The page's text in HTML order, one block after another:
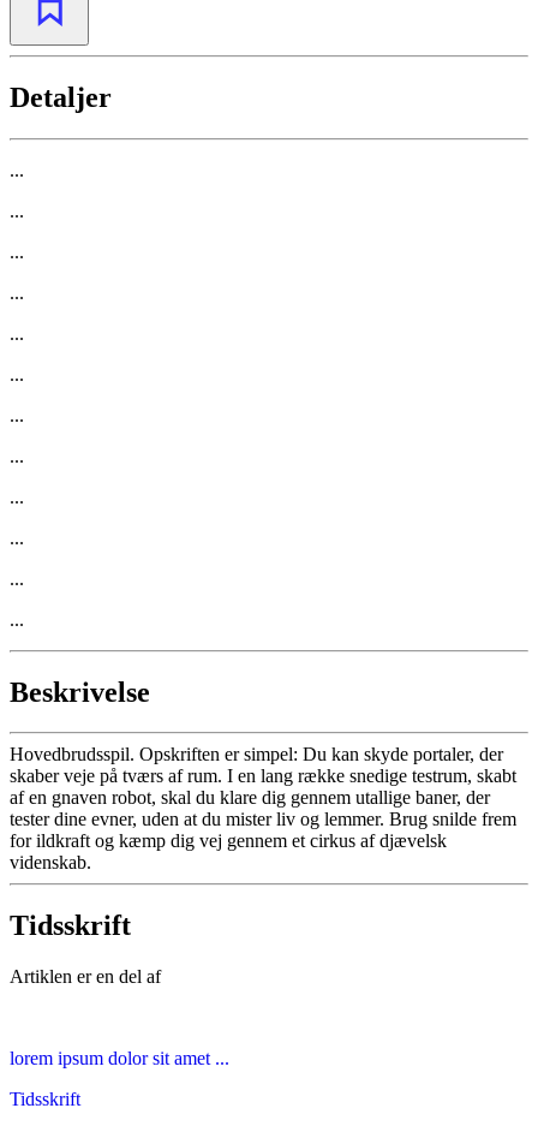
Detaljer
...
...
...
...
...
...
...
...
...
...
...
...
Beskrivelse
Hovedbrudsspil. Opskriften er simpel: Du kan skyde portaler, der
skaber veje på tværs af rum. I en lang række snedige testrum, skabt
af en gnaven robot, skal du klare dig gennem utallige baner, der
tester dine evner, uden at du mister liv og lemmer. Brug snilde frem
for ildkraft og kæmp dig vej gennem et cirkus af djævelsk
videnskab.
Tidsskrift
Artiklen er en del af
lorem ipsum dolor sit amet ...
Tidsskrift